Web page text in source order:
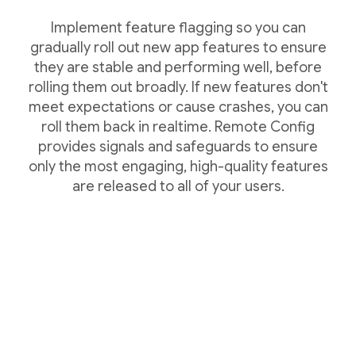
Implement feature flagging so you can
gradually roll out new app features to ensure
they are stable and performing well, before
rolling them out broadly. If new features don't
meet expectations or cause crashes, you can
roll them back in realtime. Remote Config
provides signals and safeguards to ensure
only the most engaging, high-quality features
are released to all of your users.